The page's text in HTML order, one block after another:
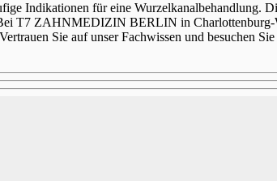
Indikationen für eine Wurzelkanalbehandlung.
T7 ZAHNMEDIZIN BERLIN in
Sie auf unser Fachwissen und besuchen